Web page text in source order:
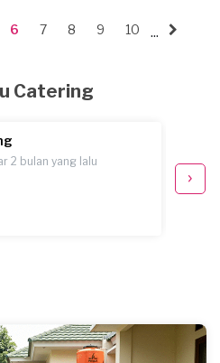
6 7 8 9 10 ...
Catering
2 bulan yang lalu